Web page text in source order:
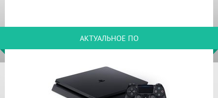
АКТУАЛЬНОЕ ПО